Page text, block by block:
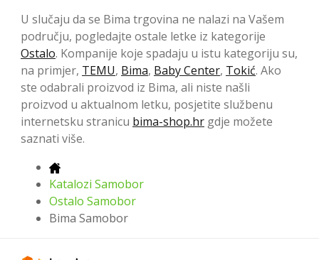
U slučaju da se Bima trgovina ne nalazi na Vašem
području, pogledajte ostale letke iz kategorije
Ostalo. Kompanije koje spadaju u istu kategoriju su,
na primjer, TEMU, Bima, Baby Center, Tokić. Ako
ste odabrali proizvod iz Bima, ali niste našli
proizvod u aktualnom letku, posjetite službenu
internetsku stranicu bima-shop.hr gdje možete
saznati više.
Katalozi Samobor
Ostalo Samobor
Bima Samobor